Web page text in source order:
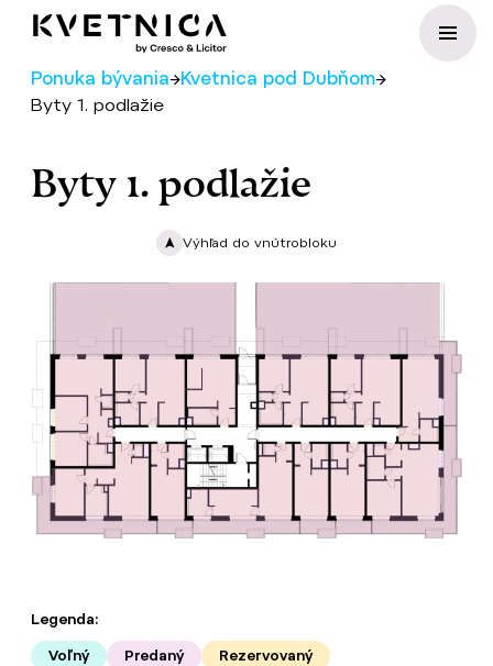
Preskočiť na obsah
Ponuka bývania→Kvetnica pod Dubňom→
Byty 1. podlažie
Byty 1. podlažie
Výhľad do vnútrobloku
Legenda:
Voľný Predaný
Rezervovaný